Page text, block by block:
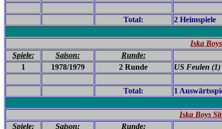
Total: 2 Heimspiele
Iska
Spiele:
Saison:
Runde:
1
1978/1979 2 Runde US Feulen (1)
Total: 1
Iska Boys
Spiele:
Saison: Runde: